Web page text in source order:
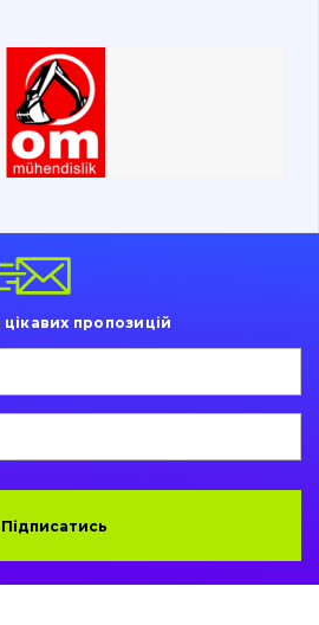
фіксатори
зателефонувати
пропозицій
Підписатись